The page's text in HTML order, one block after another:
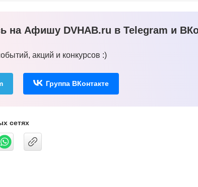
на Афишу DVHAB.ru в Telegram и
акций и конкурсов :)
Группа ВКонтакте
сетях